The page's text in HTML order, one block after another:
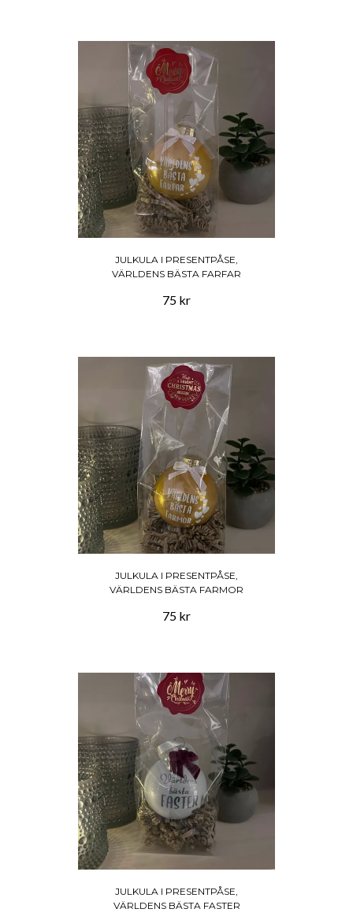
JULKULA I PRESENTPÅSE,
VÄRLDENS BÄSTA FARFAR
75 kr
JULKULA I PRESENTPÅSE,
VÄRLDENS BÄSTA FARMOR
75 kr
JULKULA I PRESENTPÅSE,
VÄRLDENS BÄSTA FASTER